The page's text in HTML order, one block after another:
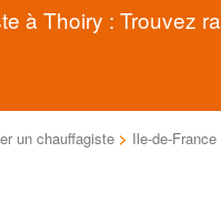
à Thoiry : Trouvez
un chauffagiste > Ile-de-France